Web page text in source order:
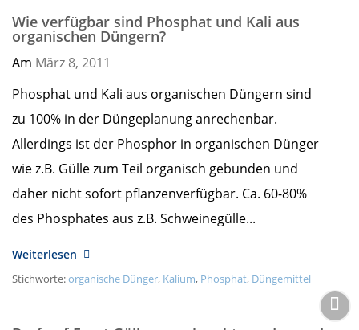
Wie verfügbar sind Phosphat und Kali aus
organischen Düngern?
Am März 8, 2011
Phosphat und Kali aus organischen Düngern sind
zu 100% in der Düngeplanung anrechenbar.
Allerdings ist der Phosphor in organischen Dünger
wie z.B. Gülle zum Teil organisch gebunden und
daher nicht sofort pflanzenverfügbar. Ca. 60-80%
des Phosphates aus z.B. Schweinegülle...
Weiterlesen
Stichworte:organische Dünger, Kalium, Phosphat, Düngemittel